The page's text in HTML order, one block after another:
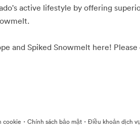
active lifestyle by offering
and Spiked Snowmelt here!
cookie · Chính sách bảo mật · Điều khoản dịch vụ